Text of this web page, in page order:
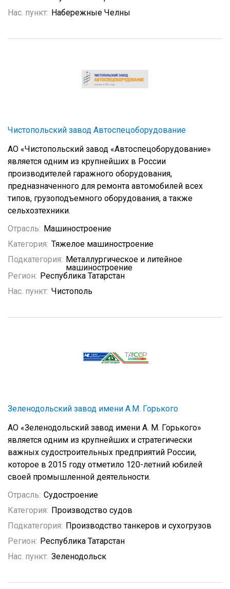
Нас. пункт: Набережные Челны
Чистопольский завод Автоспецоборудование
АО «Чистопольский завод «Автоспецоборудование»
является одним из крупнейших в России
производителей гаражного оборудования,
предназначенного для ремонта автомобилей всех
типов, грузоподъемного оборудования, а также
сельхозтехники.
Отрасль: Машиностроение
Категория: Тяжелое машиностроение
Подкатегория: Металлургическое и литейное
машиностроение
Регион: Республика Татарстан
Нас. пункт: Чистополь
Зеленодольский завод имени A.M. Горького
АО «Зеленодольский завод имени A. M. Горького»
является одним из крупнейших и стратегически
важных судостроительных предприятий России,
которое в 2015 году отметило 120-летний юбилей
своей промышленной деятельности.
Отрасль: Судостроение
Категория: Производство судов
Подкатегория: Производство танкеров и сухогрузов
Регион: Республика Татарстан
Нас. пункт: Зеленодольск